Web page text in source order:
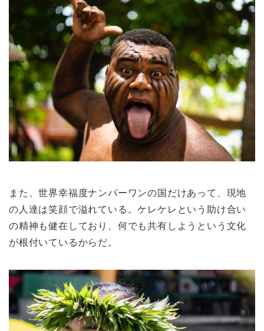
また、世界幸福度ナンバーワンの国だけあって、現地
の人達は笑顔で溢れている。ケレケレという助け合い
の精神も健在しており、何でも共有しようという文化
が根付いているからだ。